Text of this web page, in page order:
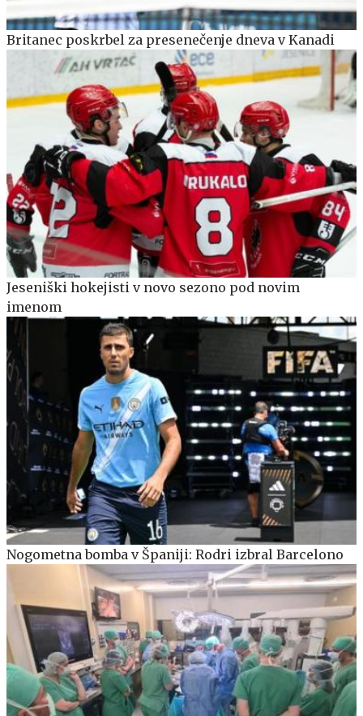
Britanec poskrbel za presenečenje dneva v Kanadi
Jeseniški hokejisti v novo sezono pod novim
imenom
Nogometna bomba v Španiji: Rodri izbral Barcelono